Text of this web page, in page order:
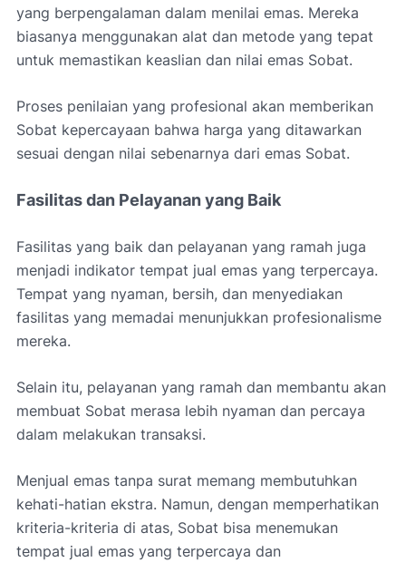
yang berpengalaman dalam menilai emas. Mereka
biasanya menggunakan alat dan metode yang tepat
untuk memastikan keaslian dan nilai emas Sobat.
Proses penilaian yang profesional akan memberikan
Sobat kepercayaan bahwa harga yang ditawarkan
sesuai dengan nilai sebenarnya dari emas Sobat.
Fasilitas dan Pelayanan yang Baik
Fasilitas yang baik dan pelayanan yang ramah juga
menjadi indikator tempat jual emas yang terpercaya.
Tempat yang nyaman, bersih, dan menyediakan
fasilitas yang memadai menunjukkan profesionalisme
mereka.
Selain itu, pelayanan yang ramah dan membantu akan
membuat Sobat merasa lebih nyaman dan percaya
dalam melakukan transaksi.
Menjual emas tanpa surat memang membutuhkan
kehati-hatian ekstra. Namun, dengan memperhatikan
kriteria-kriteria di atas, Sobat bisa menemukan
tempat jual emas yang terpercaya dan